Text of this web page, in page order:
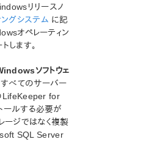
インストレーションガイド
テクニカルドキュメンテーショ
グ
バリーキット
EC2™ 管理ガイド
Load Balancer probe reply
リリースノ
ングシステム に記
オペレーティン
します。
ソフトウェ
すべてのサーバー
LifeKeeper for
ールする必要が
ージではなく複製
SQL Server